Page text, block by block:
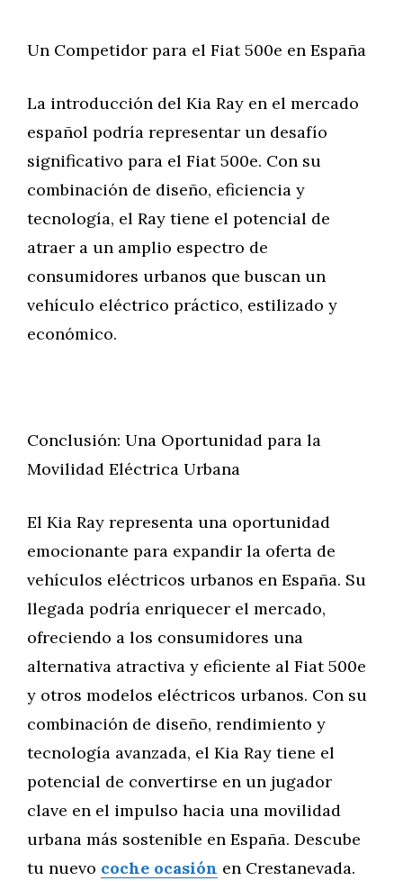
Un Competidor para el Fiat 500e en España
La introducción del Kia Ray en el mercado
español podría representar un desafío
significativo para el Fiat 500e. Con su
combinación de diseño, eficiencia y
tecnología, el Ray tiene el potencial de
atraer a un amplio espectro de
consumidores urbanos que buscan un
vehículo eléctrico práctico, estilizado y
económico.
Conclusión: Una Oportunidad para la
Movilidad Eléctrica Urbana
El Kia Ray representa una oportunidad
emocionante para expandir la oferta de
vehículos eléctricos urbanos en España. Su
llegada podría enriquecer el mercado,
ofreciendo a los consumidores una
alternativa atractiva y eficiente al Fiat 500e
y otros modelos eléctricos urbanos. Con su
combinación de diseño, rendimiento y
tecnología avanzada, el Kia Ray tiene el
potencial de convertirse en un jugador
clave en el impulso hacia una movilidad
urbana más sostenible en España. Descube
tu nuevo coche ocasión en Crestanevada.